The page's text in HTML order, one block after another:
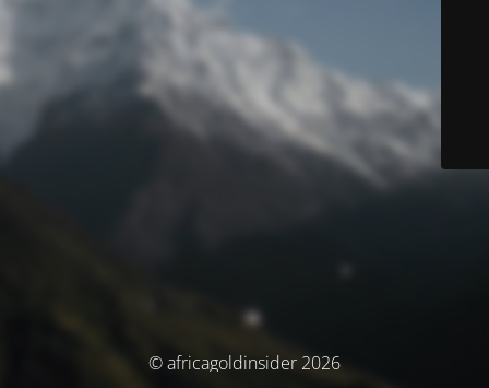
© africagoldinsider 2026